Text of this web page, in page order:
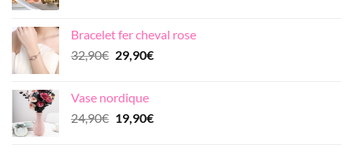
était :
28,90€.
est :
24,90€.
Bracelet fer cheval rose
32,90€ Le
était :
32,90€.
29,90€Le
29,90€.
Vase nordique
24,90€ Le
19,90€Le